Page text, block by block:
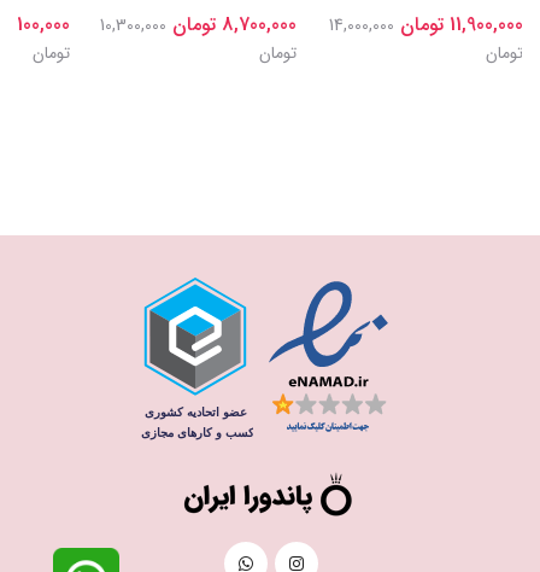
11,900,000 تومان
14,000,000
تومان
8,700,000 تومان
10,300,000
تومان
8,100,000 تومان
تومان